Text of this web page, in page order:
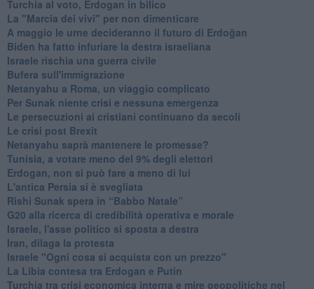
Turchia al voto, Erdogan in bilico
La "Marcia dei vivi" per non dimenticare
A maggio le urne decideranno il futuro di Erdoğan
Biden ha fatto infuriare la destra israeliana
Israele rischia una guerra civile
Bufera sull'immigrazione
Netanyahu a Roma, un viaggio complicato
Per Sunak niente crisi e nessuna emergenza
Le persecuzioni ai cristiani continuano da secoli
Le crisi post Brexit
Netanyahu saprà mantenere le promesse?
Tunisia, a votare meno del 9% degli elettori
Erdogan, non si può fare a meno di lui
L'antica Persia si è svegliata
Rishi Sunak spera in “Babbo Natale”
G20 alla ricerca di credibilità operativa e morale
Israele, l'asse politico si sposta a destra
Iran, dilaga la protesta
Israele "Ogni cosa si acquista con un prezzo"
La Libia contesa tra Erdogan e Putin
Turchia tra crisi economica interna e mire geopolitiche nel